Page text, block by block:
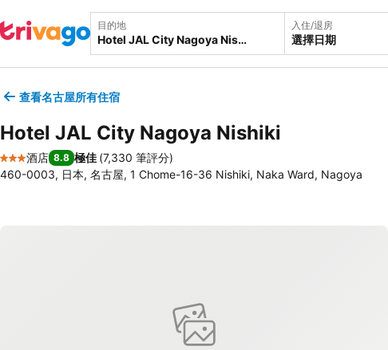
目的地 入住/退房
選擇日期
查看名古屋所有住宿
Hotel JAL City Nagoya Nishiki
3 星級
酒店 8.8 極佳 (7,330 筆評分)
460-0003, 日本, 名古屋, 1 Chome-16-36 Nishiki, Naka Ward, Nagoya